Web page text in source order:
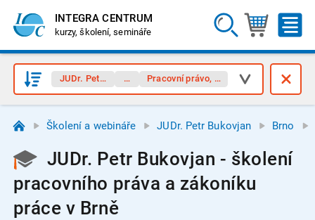
INTEGRA CENTRUM
kurzy, školení, semináře
JUDr. Petr Bukovjan
Brno Pracovní právo, zákoník práce
Školení a webináře JUDr. Petr Bukovjan Brno
JUDr. Petr Bukovjan - školení
pracovního práva a zákoníku
práce v Brně